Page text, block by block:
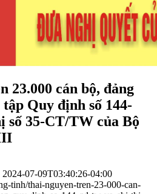
23.000 cán bộ, đảng
Quy định số 144-
35-CT/TW của Bộ
2024-07-09T03:40:26-04:00
tinh/thai-nguyen-tren-23-000-can-